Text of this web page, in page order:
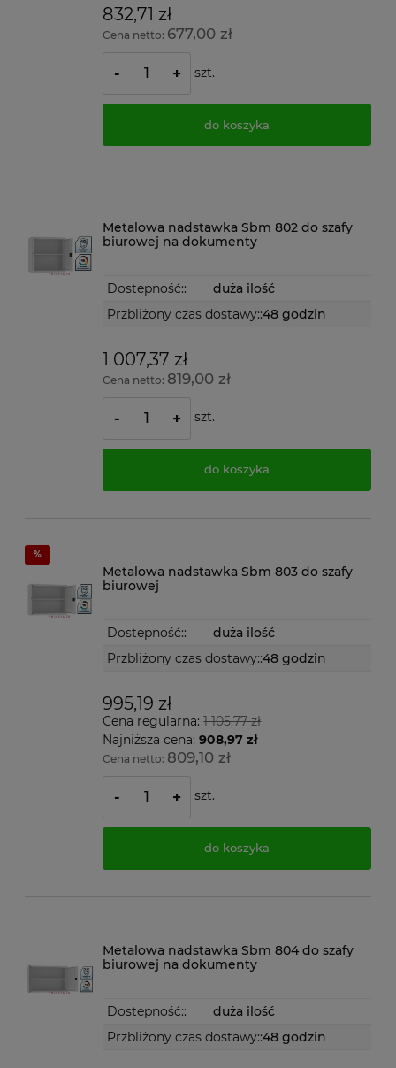
832,71 zł
Cena netto: 677,00 zł
- + szt.
do koszyka
Metalowa nadstawka Sbm 802 do szafy
biurowej na dokumenty
Dostepność::
duża ilość
Przbliżony czas dostawy::48 godzin
1 007,37 zł
Cena netto: 819,00 zł
- + szt.
do koszyka
Metalowa nadstawka Sbm 803 do szafy
biurowej
Dostepność::
duża ilość
Przbliżony czas dostawy::48 godzin
995,19 zł
Cena regularna:1 105,77 zł
Najniższa cena:908,97 zł
Cena netto: 809,10 zł
- + szt.
do koszyka
Metalowa nadstawka Sbm 804 do szafy
biurowej na dokumenty
Dostepność::
duża ilość
Przbliżony czas dostawy::48 godzin